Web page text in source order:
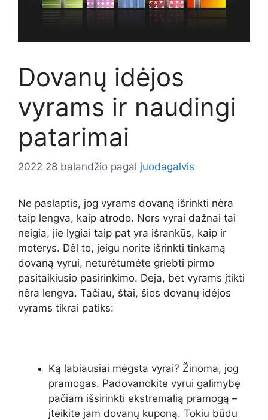
Dovanų idėjos
vyrams ir naudingi
patarimai
2022 28 balandžio pagal juodagalvis
Ne paslaptis, jog vyrams dovaną išrinkti nėra
taip lengva, kaip atrodo. Nors vyrai dažnai tai
neigia, jie lygiai taip pat yra išrankūs, kaip ir
moterys. Dėl to, jeigu norite išrinkti tinkamą
dovaną vyrui, neturėtumėte griebti pirmo
pasitaikiusio pasirinkimo. Deja, bet vyrams įtikti
nėra lengva. Tačiau, štai, šios dovanų idėjos
vyrams tikrai patiks:
Ką labiausiai mėgsta vyrai? Žinoma, jog
pramogas. Padovanokite vyrui galimybę
pačiam išsirinkti ekstremalią pramogą –
įteikite jam dovanų kuponą. Tokiu būdu